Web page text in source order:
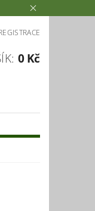
0 Kč